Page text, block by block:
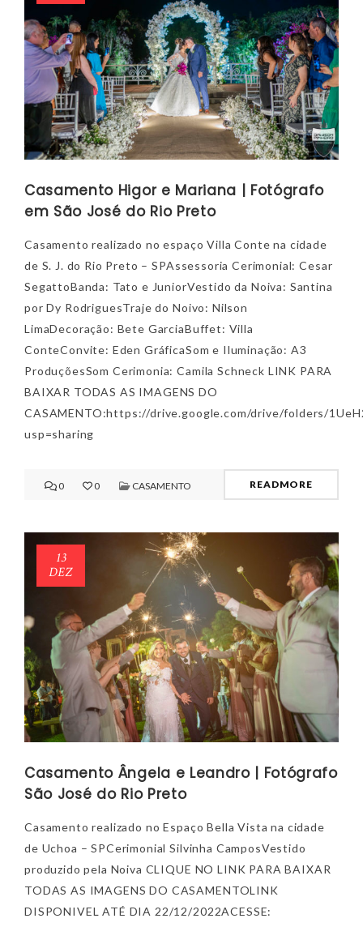
Casamento Higor e Mariana | Fotógrafo
em São José do Rio Preto
Casamento realizado no espaço Villa Conte na cidade
de S. J. do Rio Preto – SPAssessoria Cerimonial: Cesar
SegattoBanda: Tato e JuniorVestido da Noiva: Santina
por Dy RodriguesTraje do Noivo: Nilson
LimaDecoração: Bete GarciaBuffet: Villa
ConteConvite: Eden GráficaSom e Iluminação: A3
ProduçõesSom Cerimonia: Camila Schneck LINK PARA
BAIXAR TODAS AS IMAGENS DO
CASAMENTO:https://drive.google.com/drive/folders/
usp=sharing
0 0 CASAMENTO READMORE
13
DEZ
Casamento Ângela e Leandro | Fotógrafo
São José do Rio Preto
Casamento realizado no Espaço Bella Vista na cidade
de Uchoa – SPCerimonial Silvinha CamposVestido
produzido pela Noiva CLIQUE NO LINK PARA BAIXAR
TODAS AS IMAGENS DO CASAMENTOLINK
DISPONIVEL ATÉ DIA 22/12/2022ACESSE: